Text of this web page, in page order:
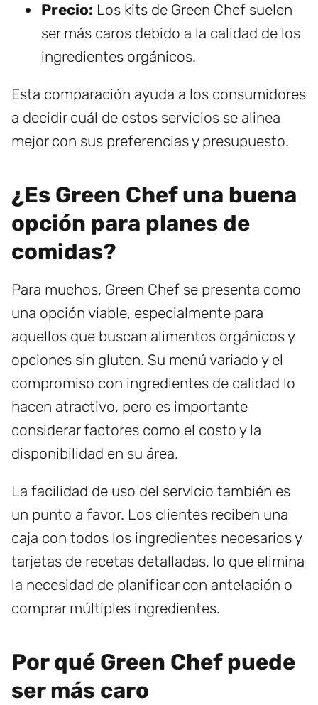
Precio: Los kits de Green Chef suelen
ser más caros debido a la calidad de los
ingredientes orgánicos.
Esta comparación ayuda a los consumidores
a decidir cuál de estos servicios se alinea
mejor con sus preferencias y presupuesto.
¿Es Green Chef una buena
opción para planes de
comidas?
Para muchos, Green Chef se presenta como
una opción viable, especialmente para
aquellos que buscan alimentos orgánicos y
opciones sin gluten. Su menú variado y el
compromiso con ingredientes de calidad lo
hacen atractivo, pero es importante
considerar factores como el costo y la
disponibilidad en su área.
La facilidad de uso del servicio también es
un punto a favor. Los clientes reciben una
caja con todos los ingredientes necesarios y
tarjetas de recetas detalladas, lo que elimina
la necesidad de planificar con antelación o
comprar múltiples ingredientes.
Por qué Green Chef puede
ser más caro